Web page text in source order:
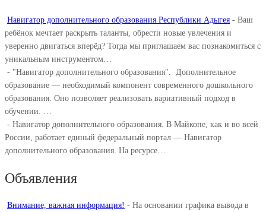
Навигатор дополнительного образования Республики Адыгея - Ваш
ребёнок мечтает раскрыть таланты, обрести новые увлечения и
уверенно двигаться вперёд? Тогда мы приглашаем вас познакомиться с
уникальным инструментом…
- "Навигатор дополнительного образования". ⁣ Дополнительное
образование — необходимый компонент современного дошкольного
образования. Оно позволяет реализовать вариативный подход в
обучении. ⁣…
- Навигатор дополнительного образования. В Майкопе, как и во всей
России, работает единый федеральный портал — Навигатор
дополнительного образования. На ресурсе…
Объявления
Внимание, важная информация! - На основании графика вывода в